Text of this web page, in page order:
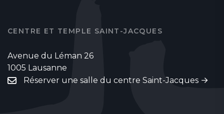
CENTRE ET TEMPLE SAINT-JACQUES
Avenue du Léman 26
1005 Lausanne
Réserver une salle du centre Saint-Jacques